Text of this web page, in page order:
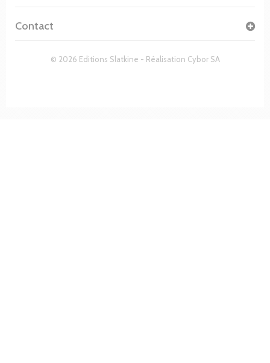
© 2026 Editions Slatkine - Réalisation Cybor SA
Contact